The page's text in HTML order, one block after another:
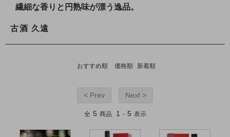
繊細な香りと円熟味が漂う逸品。
古酒 久遠
おすすめ順 価格順 新着順
< Prev Next >
全 5 商品 1 - 5 表示